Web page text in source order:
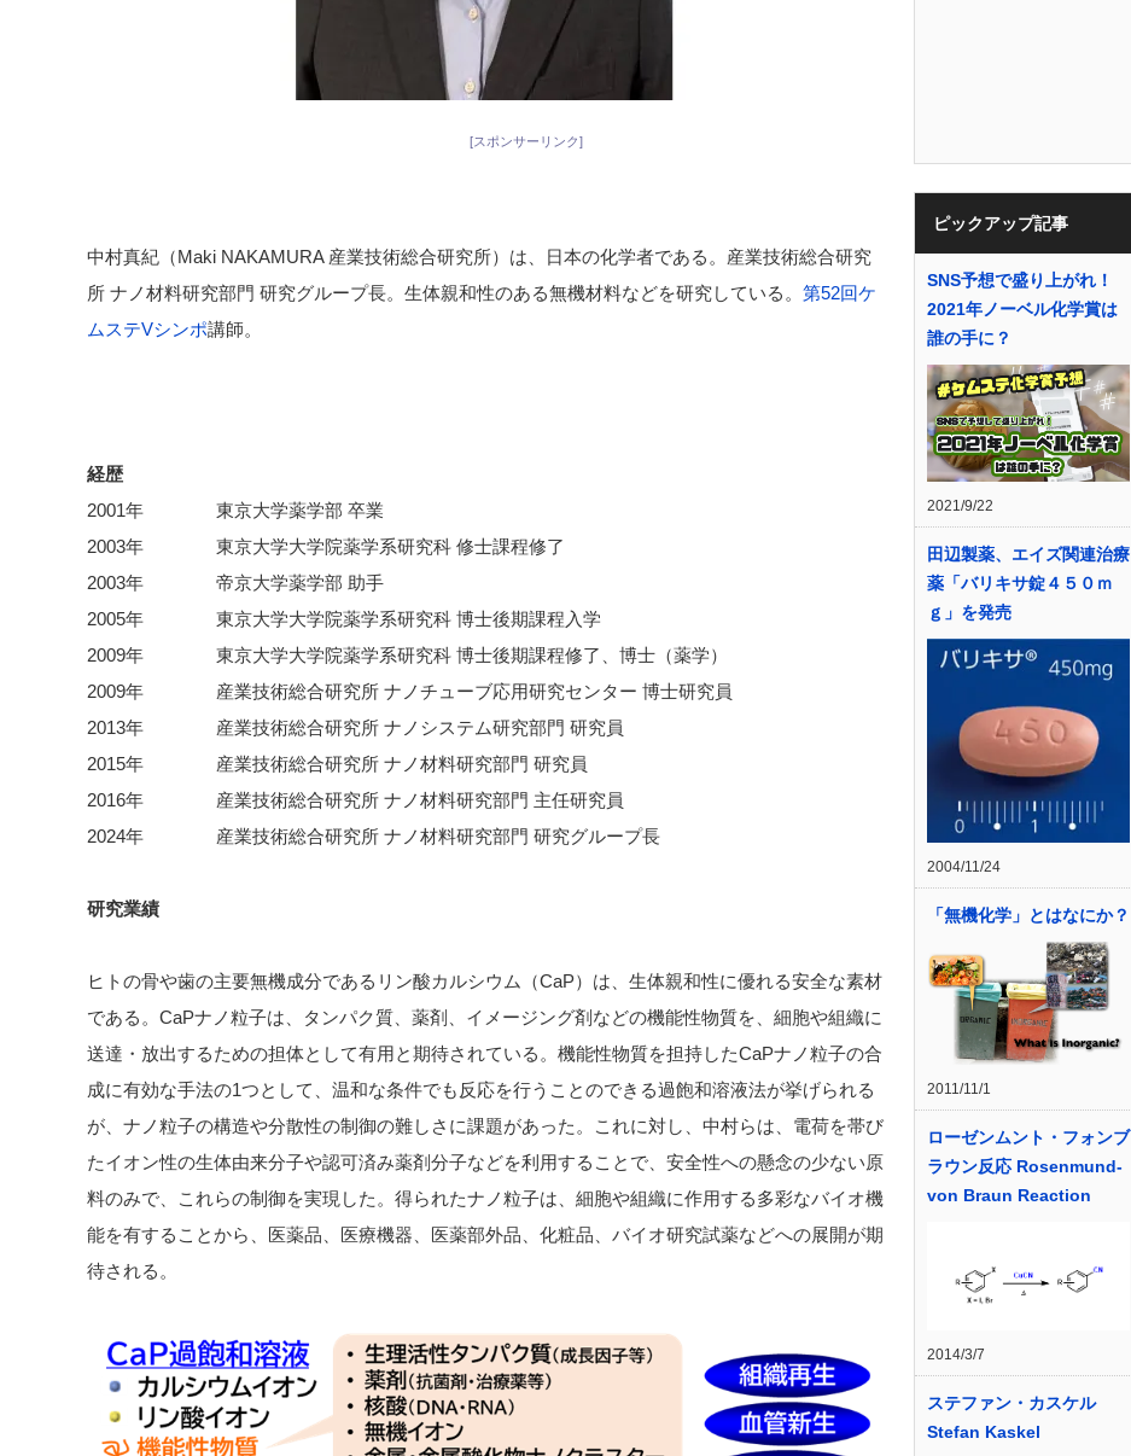
[スポンサーリンク]
中村真紀（Maki NAKAMURA 産業技術総合研究所）は、日本の化学者である。産業技術総合研究
所 ナノ材料研究部門 研究グループ長。生体親和性のある無機材料などを研究している。 第52回ケ
ムステVシンポ講師。
経歴
2001年 東京大学薬学部 卒業
2003年 東京大学大学院薬学系研究科 修士課程修了
2003年 帝京大学薬学部 助手
2005年 東京大学大学院薬学系研究科 博士後期課程入学
2009年 東京大学大学院薬学系研究科 博士後期課程修了、博士（薬学）
2009年 産業技術総合研究所 ナノチューブ応用研究センター 博士研究員
2013年 産業技術総合研究所 ナノシステム研究部門 研究員
2015年 産業技術総合研究所 ナノ材料研究部門 研究員
2016年 産業技術総合研究所 ナノ材料研究部門 主任研究員
2024年 産業技術総合研究所 ナノ材料研究部門 研究グループ長
研究業績
ヒトの骨や歯の主要無機成分であるリン酸カルシウム（CaP）は、生体親和性に優れる安全な素材
である。CaPナノ粒子は、タンパク質、薬剤、イメージング剤などの機能性物質を、細胞や組織に
送達・放出するための担体として有用と期待されている。機能性物質を担持したCaPナノ粒子の合
成に有効な手法の1つとして、温和な条件でも反応を行うことのできる過飽和溶液法が挙げられる
が、ナノ粒子の構造や分散性の制御の難しさに課題があった。これに対し、中村らは、電荷を帯び
たイオン性の生体由来分子や認可済み薬剤分子などを利用することで、安全性への懸念の少ない原
料のみで、これらの制御を実現した。得られたナノ粒子は、細胞や組織に作用する多彩なバイオ機
能を有することから、医薬品、医療機器、医薬部外品、化粧品、バイオ研究試薬などへの展開が期
待される。
ピックアップ記事
SNS予想で盛り上がれ！
2021年ノーベル化学賞は
誰の手に？
2021/9/22
田辺製薬、エイズ関連治療
薬「バリキサ錠４５０ｍ
ｇ」を発売
2004/11/24
「無機化学」とはなにか？
2011/11/1
ローゼンムント・フォンブ
ラウン反応 Rosenmund-
von Braun Reaction
2014/3/7
ステファン・カスケル
Stefan Kaskel